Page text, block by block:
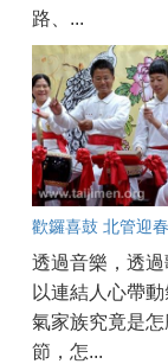
路、...
歡鑼喜鼓 北管迎春
透過音樂，透
以連結人心帶
氣家族究竟是
節，怎...